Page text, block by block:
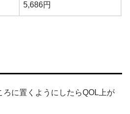
5,686円
ろに置くようにしたらQOL上が